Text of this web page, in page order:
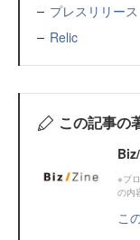
プレスリリース
Relic
この記事の
※プ
の内
こ